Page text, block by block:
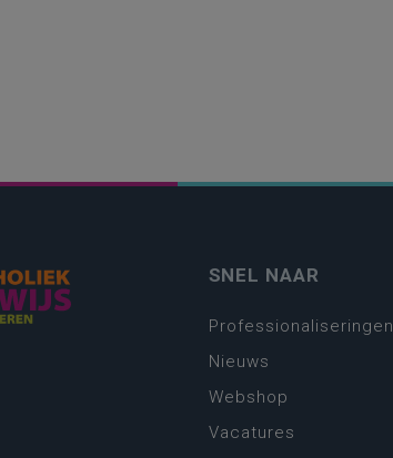
SNEL NAAR
Professionaliseringen
Nieuws
Webshop
Vacatures